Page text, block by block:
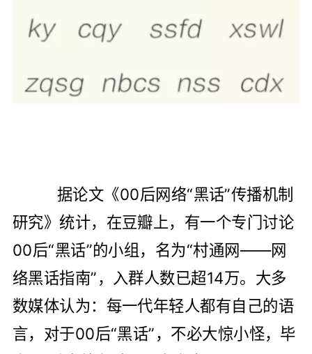
据论文《00后网络“黑话”传播机制
研究》统计，在豆瓣上，有一个专门讨论
00后“黑话”的小组，名为“村通网——网
络黑话指南”，入群人数已超14万。大多
数媒体认为：每一代年轻人都有自己的语
言，对于00后“黑话”，不必大惊小怪，毕